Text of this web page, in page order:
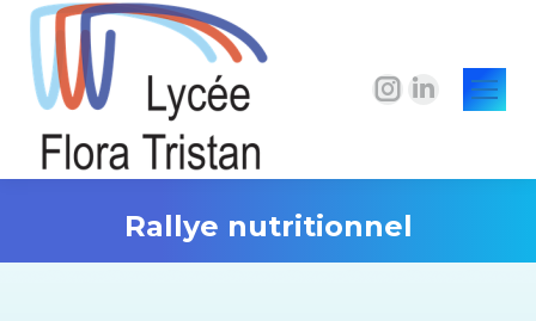
La
dans
une
La
une
Rallye nutritionnel
Vous êtes ici :